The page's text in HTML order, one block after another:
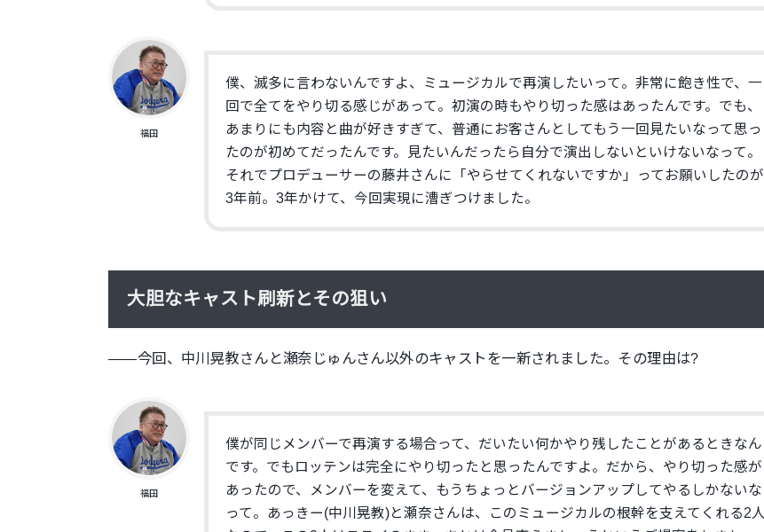
福田
僕、滅多に言わないんですよ、ミュージカルで再演したいって。非常に飽き性で、一
回で全てをやり切る感じがあって。初演の時もやり切った感はあったんです。でも、
あまりにも内容と曲が好きすぎて、普通にお客さんとしてもう一回見たいなって思っ
たのが初めてだっ たんです。見たいんだったら自分で演出しないといけないなって。
それでプロデューサーの藤井さんに「やらせてくれないですか」
ってお願いしたのが
3年前。3年かけて、今回実現に漕ぎつけました。
大胆なキャスト刷新とその狙い
――今回、 中川晃教さんと瀬奈じゅんさん以外のキャストを一新されました。 その理由は?
福田
僕が同じメンバーで再演する場合って、 だいたい何かやり残したことがあるときなん
です。 でもロッテンは完全にやり切ったと思ったんですよ。だから、 やり切った感が
あったので、メンバーを変えて、
もうちょっとバージョンアップしてやるしかないな
って。あっきー(中川晃教)と瀬奈さんは、
このミュージカルの根幹を支えてくれる2人